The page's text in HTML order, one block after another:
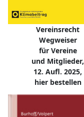
Vereinsrecht
Wegweiser
für Vereine
und Mitglieder,
12. Aufl. 2025,
hier bestellen